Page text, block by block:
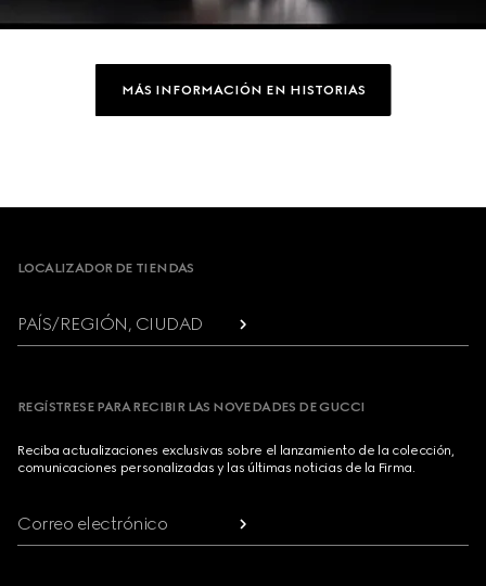
MÁS INFORMACIÓN EN HISTORIAS
Footer
LOCALIZADOR DE TIENDAS
PAÍS/REGIÓN, CIUDAD
REGÍSTRESE PARA RECIBIR LAS NOVEDADES DE GUCCI
Reciba actualizaciones exclusivas sobre el lanzamiento de la colección,
comunicaciones personalizadas y las últimas noticias de la Firma.
Correo electrónico